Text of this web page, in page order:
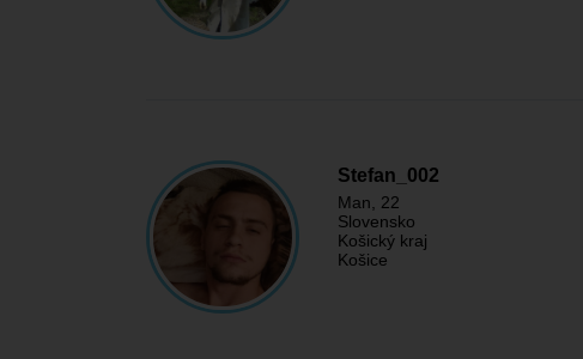
Stefan_002
Man , 22
Slovensko
Košický kraj
Košice